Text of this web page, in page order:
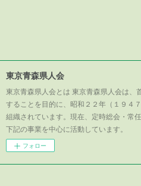
東京青森県人会
東京青森県人会とは 東京青森県人会は
することを目的に、昭和２２年（１９４
組織されています。現在、定時総会・常
下記の事業を中心に活動しています。
フォロー